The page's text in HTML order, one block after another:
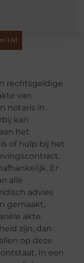
1.nl
rechtsgeldige
van
notaris in
kan
het
of hulp bij het
Er
alle
advies
gemaakt,
akte.
zijn, dan
op deze
In een